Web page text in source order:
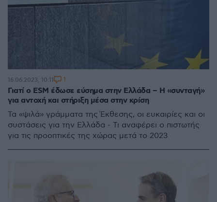
Γιατί ο ESM έδωσε εύσημα στην Ελλάδα – Η «συνταγή»
για αντοχή και στήριξη μέσα στην κρίση
Τα «ψιλά» γράμματα της Έκθεσης, οι ευκαιρίες και οι
συστάσεις για την Ελλάδα - Τι αναφέρει ο πιστωτής
για τις προοπτικές της χώρας μετά το 2023
16.06.2023, 10:11 1